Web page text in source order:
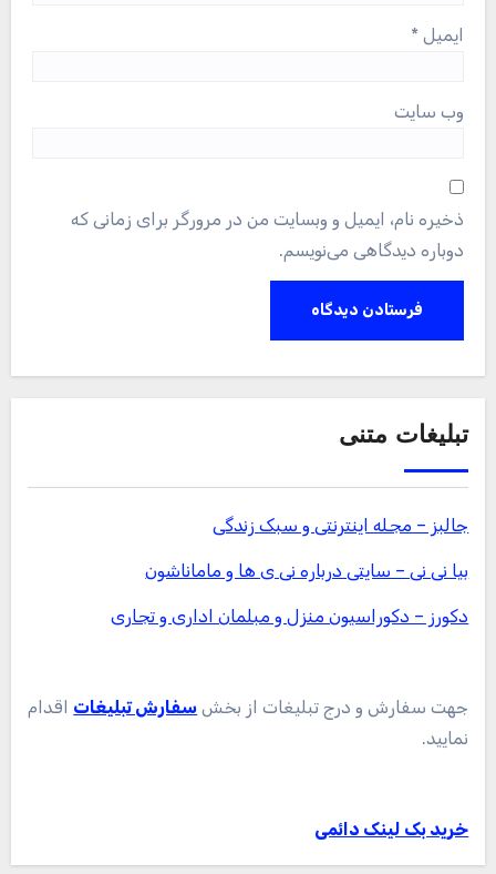
ایمیل *
وب‌ سایت
ذخیره نام، ایمیل و وبسایت من در مرورگر برای زمانی که
دوباره دیدگاهی می‌نویسم.
تبلیغات متنی
جالبز – مجله اینترنتی و سبک زندگی
بیا نی نی – سایتی درباره نی ی ها و ماماناشون
دکورز – دکوراسیون منزل و مبلمان اداری و تجاری
جهت سفارش و درج تبلیغات از بخش سفارش تبلیغات اقدام
نمایید.
خرید بک لینک دائمی